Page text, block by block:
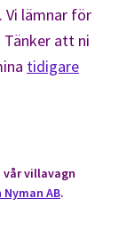
Vi lämnar för
Tänker att ni
tidigare
villavagn
Nyman AB.